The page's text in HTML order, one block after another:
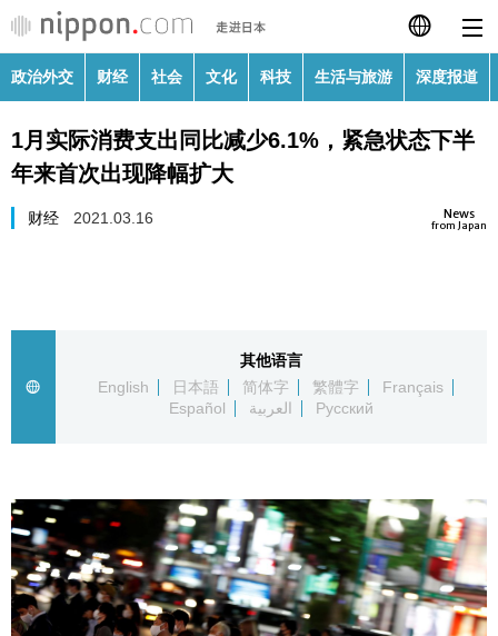
日本語
English
政治外交
生活与旅游
深度报道
政治外交 财经 社会 文化 科技 生活与旅游 深度报道
1月实际消费支出同比减少6.1%，紧急状态下半
年来首次出现降幅扩大
News
from Japan
财经 2021.03.16
其他语言
English
日本語 简体字 繁體字
Français
Español
العربية Русский